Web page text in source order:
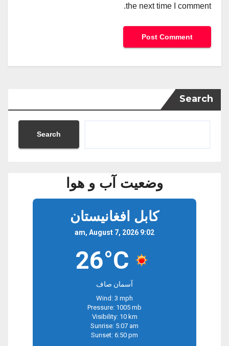
the next time I comment.
Search
Search
وضعیت آب و هوا
کابل افغانیستان
9:02 am, August 7, 2026
26°C
آسمان صاف
Wind: 3 mph
Pressure: 1005 mb
Visibility: 10 km
Sunrise: 5:07 am
Sunset: 6:50 pm